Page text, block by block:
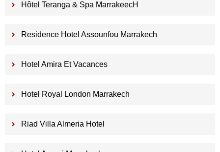
Hôtel Teranga & Spa MarrakeecH
Residence Hotel Assounfou Marrakech
Hotel Amira Et Vacances
Hotel Royal London Marrakech
Riad Villa Almeria Hotel